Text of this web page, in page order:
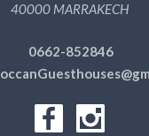
40000 MARRAKECH
0662-852846